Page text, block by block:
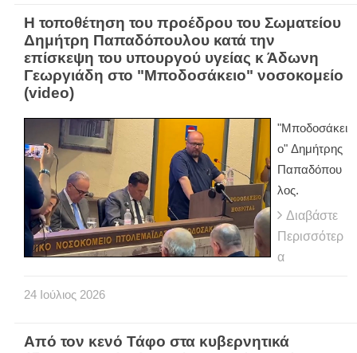
Η τοποθέτηση του προέδρου του Σωματείου
Δημήτρη Παπαδόπουλου κατά την
επίσκεψη του υπουργού υγείας κ Άδωνη
Γεωργιάδη στο "Μποδοσάκειο" νοσοκομείο
(video)
"Μποδοσάκει
ο" Δημήτρης
Παπαδόπου
λος.
Διαβάστε
Περισσότερ
α
24 Ιούλιος 2026
Από τον κενό Τάφο στα κυβερνητικά